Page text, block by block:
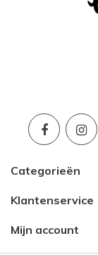
Categorieën
Klantenservice
Mijn account